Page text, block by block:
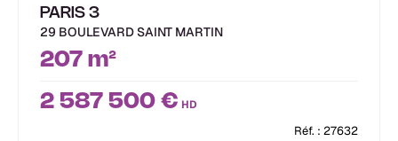
PARIS 3
29 BOULEVARD SAINT MARTIN
207 m²
2 587 500 € HD
Réf. : 27632